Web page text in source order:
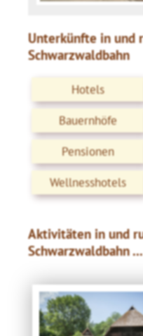
Unterkünfte in und
Schwarzwaldbahn
Hotels
Bauernhöfe
Pensionen
Wellnesshotels
Aktivitäten in und
Schwarzwaldbahn ...